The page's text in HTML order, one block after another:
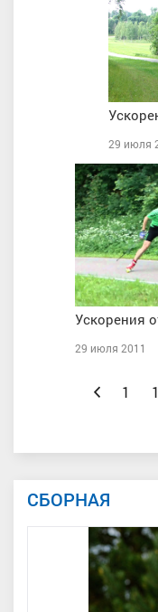
29 июля
Ускорения
29 июля 2011
Назад
1
СБОРНАЯ